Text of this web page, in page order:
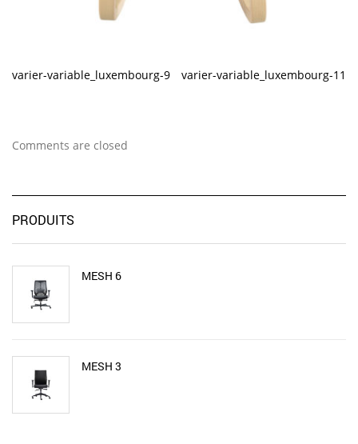
varier-variable_luxembourg-9 varier-variable_luxembourg-11
Comments are closed
PRODUITS
MESH 6
MESH 3